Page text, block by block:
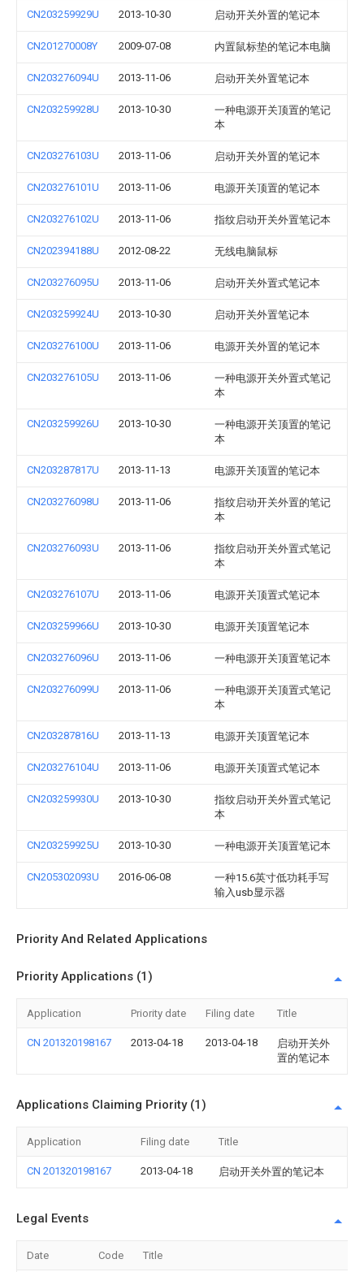
CN203259929U 2013-10-30 启动开关外置的笔记本
CN201270008Y 2009-07-08 内置鼠标垫的笔记本电脑
CN203276094U 2013-11-06 启动开关外置笔记本
CN203259928U 2013-10-30
一种电源开关顶置的笔记
本
CN203276103U 2013-11-06 启动开关外置的笔记本
CN203276101U 2013-11-06 电源开关顶置的笔记本
CN203276102U 2013-11-06 指纹启动开关外置笔记本
CN202394188U 2012-08-22 无线电脑鼠标
CN203276095U 2013-11-06 启动开关外置式笔记本
CN203259924U 2013-10-30 启动开关外置笔记本
CN203276100U 2013-11-06 电源开关外置的笔记本
CN203276105U 2013-11-06
一种电源开关外置式笔记
本
CN203259926U 2013-10-30
一种电源开关顶置的笔记
本
CN203287817U 2013-11-13 电源开关顶置的笔记本
CN203276098U 2013-11-06
指纹启动开关外置的笔记
本
CN203276093U 2013-11-06
指纹启动开关外置式笔记
本
CN203276107U 2013-11-06 电源开关顶置式笔记本
CN203259966U 2013-10-30 电源开关顶置笔记本
CN203276096U 2013-11-06 一种电源开关顶置笔记本
CN203276099U 2013-11-06
一种电源开关顶置式笔记
本
CN203287816U 2013-11-13 电源开关顶置笔记本
CN203276104U 2013-11-06 电源开关顶置式笔记本
CN203259930U 2013-10-30
指纹启动开关外置式笔记
本
CN203259925U 2013-10-30 一种电源开关顶置笔记本
CN205302093U 2016-06-08
一种15.6英寸低功耗手写
输入usb显示器
Priority And Related Applications
Priority Applications (1)
Application Priority date Filing date Title
CN 201320198167 2013-04-18 2013-04-18
启动开关外
置的笔记本
Applications Claiming Priority (1)
Application Filing date Title
CN 201320198167 2013-04-18 启动开关外置的笔记本
Legal Events
Date Code Title